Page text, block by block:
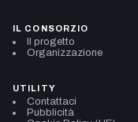
IL CONSORZIO
Il progetto
Organizzazione
UTILITY
Contattaci
Pubblicità